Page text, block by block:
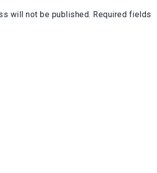
will not be published. Required fields